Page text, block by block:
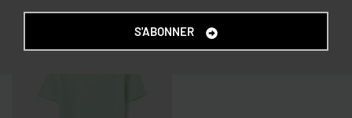
S'ABONNER